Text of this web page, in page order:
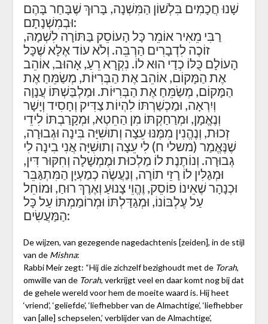
שָׁנוּ חֲכָמִים בִּלְשׁוֹן הַמִּשְׁנָה, בָּרוּךְ שֶׁבָּחַר בָּהֶם
וּבְמִשְׁנָתָם:
רַבִּי מֵאִיר אוֹמֵר כָּל הָעוֹסֵק בַּתּוֹרָה לִשְׁמָהּ,
זוֹכֶה לִדְבָרִים הַרְבֵּה. וְלֹא עוֹד אֶלָּא שֶׁכָּל
הָעוֹלָם כֻּלּוֹ כְדַי הוּא לוֹ. נִקְרָא רֵעַ, אָהוּב, אוֹהֵב
אֶת הַמָּקוֹם, אוֹהֵב אֶת הַבְּרִיּוֹת, מְשַׂמֵּחַ אֶת
הַמָּקוֹם, מְשַׂמֵּחַ אֶת הַבְּרִיּוֹת. וּמַלְבַּשְׁתּוֹ עֲנָוָה
וְיִרְאָה, וּמַכְשַׁרְתּוֹ לִהְיוֹת צַדִּיק וְחָסִיד וְיָשָׁר
וְנֶאֱמָן, וּמְרַחַקְתּוֹ מִן הַחֵטְא, וּמְקָרַבְתּוֹ לִידֵי
זְכוּת, וְנֶהֱנִין מִמֶּנּוּ עֵצָה וְתוּשִׁיָּה בִּינָה וּגְבוּרָה,
שֶׁנֶּאֱמַר (משלי ח) לִי עֵצָה וְתוּשִׁיָּה אֲנִי בִינָה לִי
גְבוּרָה. וְנוֹתֶנֶת לוֹ מַלְכוּת וּמֶמְשָׁלָה וְחִקּוּר דִּין,
וּמְגַלִּין לוֹ רָזֵי תוֹרָה, וְנַעֲשֶׂה כְמַעְיָן הַמִּתְגַּבֵּר
וּכְנָהָר שֶׁאֵינוֹ פוֹסֵק, וֶהֱוֵי צָנוּעַ וְאֶרֶךְ רוּחַ, וּמוֹחֵל
עַל עֶלְבּוֹנוֹ, וּמְגַדַּלְתּוֹ וּמְרוֹמַמְתּוֹ עַל כָּל
הַמַּעֲשִׂים:
De wijzen, van gezegende nagedachtenis [zeiden], in de stijl
van de Mishna:
Rabbi Meir zegt: “Hij die zichzelf bezighoudt met de Torah,
omwille van de Torah, verkrijgt veel en daar komt nog bij dat
de gehele wereld voor hem de moeite waard is. Hij heet
‘vriend’, ‘geliefde’, ‘liefhebber van de Almachtige’, ‘liefhebber
van [alle] schepselen,’ verblijder van de Almachtige’,